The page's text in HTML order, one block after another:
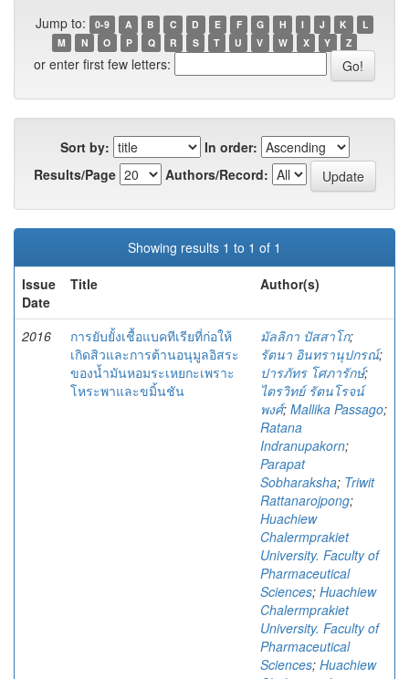
Jump to: 0-9 A B C D E F G H I J K
L
M
N O P Q R S T U V W X Y Z
or enter first few letters:
Sort by:
In order:
Results/Page
Authors/Record:
Showing results 1 to 1 of 1
Issue
Date
Title Author(s)
2016
การยับยั้งเชื้อแบคทีเรียที่ก่อให้
เกิดสิวและการต้านอนุมูลอิสระ
ของน้ำมันหอมระเหยกะเพราะ
โหระพาและขมิ้นชัน
มัลลิกา ปัสสาโก;
รัตนา อินทรานุปกรณ์;
ปารภัทร โศภารักษ์;
ไตรวิทย์ รัตนโรจน์
พงศ์; Mallika Passago;
Ratana
Indranupakorn;
Parapat
Sobharaksha; Triwit
Rattanarojpong;
Huachiew
Chalermprakiet
University. Faculty of
Pharmaceutical
Sciences; Huachiew
Chalermprakiet
University. Faculty of
Pharmaceutical
Sciences; Huachiew